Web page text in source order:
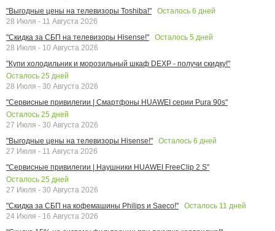
"Выгодные цены на телевизоры Toshiba!"
Осталось 6 дней
28 Июля - 11 Августа 2026
"Скидка за СБП на телевизоры Hisense!"
Осталось 5 дней
28 Июля - 10 Августа 2026
"Купи холодильник и морозильный шкаф DEXP - получи скидку!"
Осталось 25 дней
28 Июля - 30 Августа 2026
"Сервисные привилегии | Смартфоны HUAWEI серии Pura 90s"
Осталось 25 дней
27 Июля - 30 Августа 2026
"Выгодные цены на телевизоры Hisense!"
Осталось 6 дней
27 Июля - 11 Августа 2026
"Сервисные привилегии | Наушники HUAWEI FreeClip 2 S"
Осталось 25 дней
27 Июля - 30 Августа 2026
"Скидка за СБП на кофемашины Philips и Saeco!"
Осталось 11 дней
24 Июля - 16 Августа 2026